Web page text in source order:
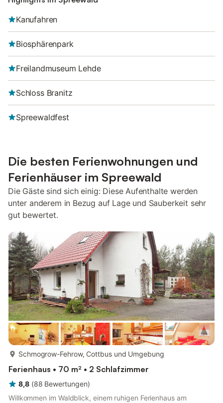
Kanufahren
Biosphärenpark
Freilandmuseum Lehde
Schloss Branitz
Spreewaldfest
Die besten Ferienwohnungen und
Ferienhäuser im Spreewald
Die Gäste sind sich einig: Diese Aufenthalte werden
unter anderem in Bezug auf Lage und Sauberkeit sehr
gut bewertet.
Schmogrow-Fehrow, Cottbus und Umgebung
Ferienhaus • 70 m² • 2 Schlafzimmer
8,8 (88 Bewertungen)
Willkommen im Waldblick, einem ruhigen Ferienhaus am